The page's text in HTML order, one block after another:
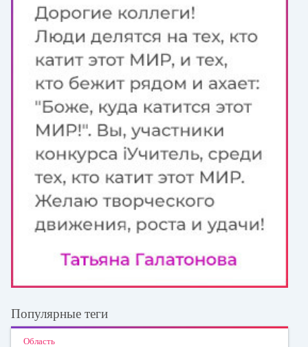
Популярные теги
Область